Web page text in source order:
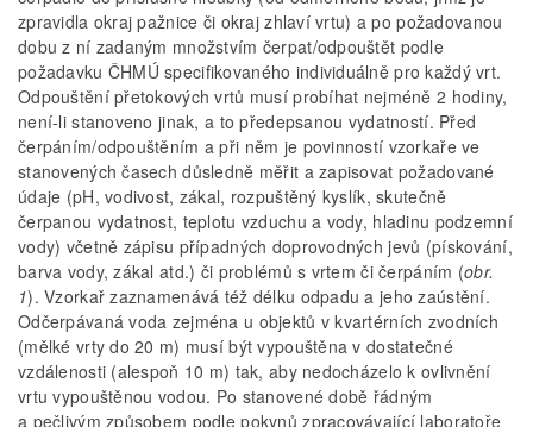
zpravidla okraj pažnice či okraj zhlaví vrtu) a po požadovanou
dobu z ní zadaným množstvím čerpat/odpouštět podle
požadavku ČHMÚ specifikovaného individuálně pro každý vrt.
Odpouštění přetokových vrtů musí probíhat nejméně 2 hodiny,
není-li stanoveno jinak, a to předepsanou vydatností. Před
čerpáním/odpouštěním a při něm je povinností vzorkaře ve
stanovených časech důsledně měřit a zapisovat požadované
údaje (pH, vodivost, zákal, rozpuštěný kyslík, skutečně
čerpanou vydatnost, teplotu vzduchu a vody, hladinu podzemní
vody) včetně zápisu případných doprovodných jevů (pískování,
barva vody, zákal atd.) či problémů s vrtem či čerpáním (obr.
1). Vzorkař zaznamenává též délku odpadu a jeho zaústění.
Odčerpávaná voda zejména u objektů v kvartérních zvodních
(mělké vrty do 20 m) musí být vypouštěna v dostatečné
vzdálenosti (alespoň 10 m) tak, aby nedocházelo k ovlivnění
vrtu vypouštěnou vodou. Po stanovené době řádným
a pečlivým způsobem podle pokynů zpracovávající laboratoře